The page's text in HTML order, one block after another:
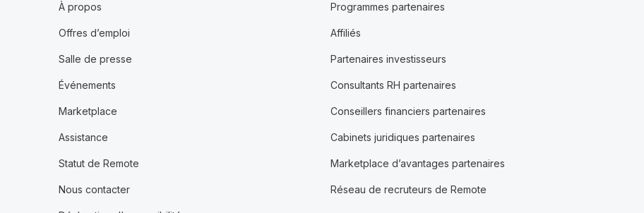
À propos
Offres d’emploi
Salle de presse
Événements
Marketplace
Assistance
Statut de Remote
Nous contacter
Programmes partenaires
Affiliés
Partenaires investisseurs
Consultants RH partenaires
Conseillers financiers partenaires
Cabinets juridiques partenaires
Marketplace d’avantages partenaires
Réseau de recruteurs de Remote